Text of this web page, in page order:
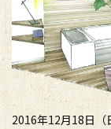
2016年12月18日（